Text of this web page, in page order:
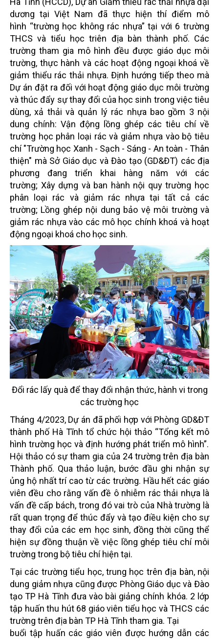
dương tại Việt Nam đã thực hiện thí điểm mô
hình “trường học không rác nhựa” tại với 6 trường
THCS và tiểu học triên địa bàn thành phố. Các
trường tham gia mô hình đều được giáo dục môi
trường, thực hành và các hoạt động ngoại khoá về
giảm thiểu rác thải nhựa. Định hướng tiếp theo mà
Dự án đặt ra đối với hoạt động giáo dục môi trường
và thúc đẩy sự thay đổi của học sinh trong việc tiêu
dùng, xả thải và quản lý rác nhựa bao gồm 3 nội
dung chính: Vận động lồng ghép các tiêu chí về
trường học phân loại rác và giảm nhựa vào bộ tiêu
chí "Trường học Xanh - Sạch - Sáng - An toàn - Thân
thiện" mà Sở Giáo dục và Đào tạo (GD&ĐT) các địa
phương đang triển khai hàng năm với các
trường; Xây dựng và ban hành nội quy trường học
phân loại rác và giảm rác nhựa tại tất cả các
trường; Lồng ghép nội dung bảo vệ môi trường và
giảm rác nhựa vào các mô học chính khoá và hoạt
động ngoại khoá cho học sinh.
Đổi rác lấy quà để thay đổi nhận thức, hành vi trong
các trường học
Tháng 4/2023, Dự án đã phối hợp với Phòng GD&ĐT
thành phố Hà Tĩnh tổ chức hội thảo “Tổng kết mô
hình trường học và định hướng phát triển mô hình”.
Hội thảo có sự tham gia của 24 trường trên địa bàn
Thành phố. Qua thảo luận, bước đầu ghi nhận sự
ủng hộ nhất trí cao từ các trường. Hầu hết các giáo
viên đều cho rằng vấn đề ô nhiễm rác thải nhựa là
vấn đề cấp bách, trong đó vai trò của Nhà trường là
rất quan trọng để thúc đẩy và tạo điều kiện cho sự
thay đổi của các em học sinh, đồng thời cũng thể
hiện sự đồng thuận về việc lồng ghép tiêu chí môi
trường trong bộ tiêu chí hiện tại.
Tại các trường tiểu học, trung học trên địa bàn, nội
dung giảm nhựa cũng được Phòng Giáo dục và Đào
tạo TP Hà Tĩnh đưa vào bài giảng chính khóa. 2 lớp
tập huấn thu hút 68 giáo viên tiểu học và THCS các
trường trên địa bàn TP Hà Tĩnh tham gia. Tại
buổi tập huấn các giáo viên được hướng dẫn các